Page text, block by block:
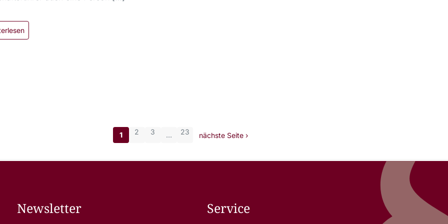
1 2 3 … 23 nächste Seite ›
Newsletter Service